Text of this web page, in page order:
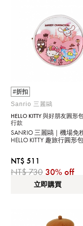
#折扣
Sanrio 三麗鷗
HELLO KITTY 與好朋友圓形
行款
SANRIO 三麗鷗｜機場免
HELLO KITTY 趣旅行圓形包
NT$ 511
NT$ 730 30% off
立即購買